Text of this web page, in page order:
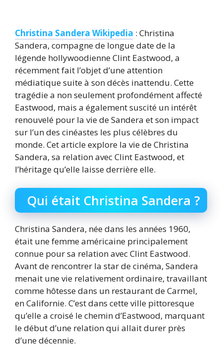
Christina Sandera Wikipedia : Christina
Sandera, compagne de longue date de la
légende hollywoodienne Clint Eastwood, a
récemment fait l’objet d’une attention
médiatique suite à son décès inattendu. Cette
tragédie a non seulement profondément affecté
Eastwood, mais a également suscité un intérêt
renouvelé pour la vie de Sandera et son impact
sur l’un des cinéastes les plus célèbres du
monde. Cet article explore la vie de Christina
Sandera, sa relation avec Clint Eastwood, et
l’héritage qu’elle laisse derrière elle.
Qui était Christina Sandera ?
Christina Sandera, née dans les années 1960,
était une femme américaine principalement
connue pour sa relation avec Clint Eastwood.
Avant de rencontrer la star de cinéma, Sandera
menait une vie relativement ordinaire, travaillant
comme hôtesse dans un restaurant de Carmel,
en Californie. C’est dans cette ville pittoresque
qu’elle a croisé le chemin d’Eastwood, marquant
le début d’une relation qui allait durer près
d’une décennie.